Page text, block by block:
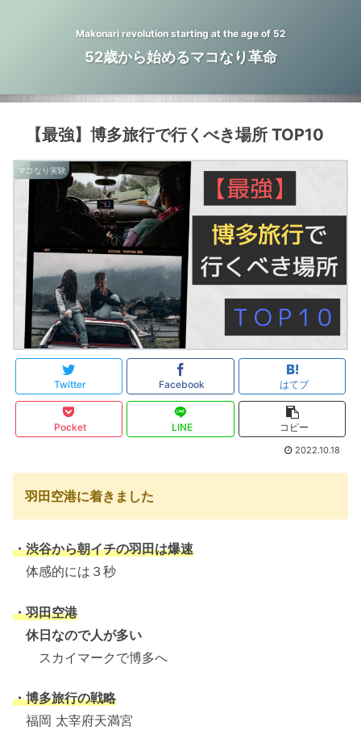
Makonari revolution starting at the age of 52
52歳から始めるマコなり革命
【最強】博多旅行で行くべき場所 TOP10
マコなり実験
Twitter Facebook はてブ
Pocket LINE コピー
2022.10.18
羽田空港に着きました
・渋谷から朝イチの羽田は爆速
体感的には３秒
・羽田空港
休日なので人が多い
スカイマークで博多へ
・博多旅行の戦略
福岡 太宰府天満宮